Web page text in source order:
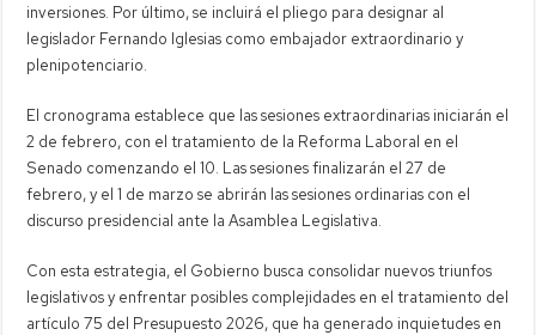
inversiones. Por último, se incluirá el pliego para designar al
legislador Fernando Iglesias como embajador extraordinario y
plenipotenciario.
El cronograma establece que las sesiones extraordinarias iniciarán el
2 de febrero, con el tratamiento de la Reforma Laboral en el
Senado comenzando el 10. Las sesiones finalizarán el 27 de
febrero, y el 1 de marzo se abrirán las sesiones ordinarias con el
discurso presidencial ante la Asamblea Legislativa.
Con esta estrategia, el Gobierno busca consolidar nuevos triunfos
legislativos y enfrentar posibles complejidades en el tratamiento del
artículo 75 del Presupuesto 2026, que ha generado inquietudes en